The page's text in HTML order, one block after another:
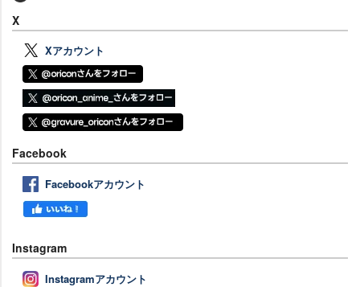
X
Xアカウント
Facebook
Facebookアカウント
Instagram
Instagramアカウント